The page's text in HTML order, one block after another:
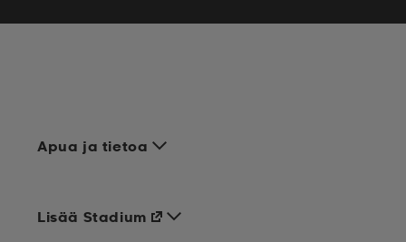
Apua ja tietoa
Lisää Stadium